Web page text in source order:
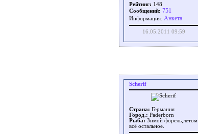
Рейтинг: 148
Сообщений: 751
Информация: Aнкета
16.05.2011 09:59
Scherif
Страна: Германия
Город.: Paderborn
Рыба: Зимой форель,летом
всё остальное.